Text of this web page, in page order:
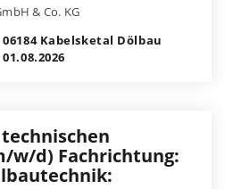
& Co. KG
06184 Kabelsketal Dölbau
01.08.2026
w/d) Fachrichtung: